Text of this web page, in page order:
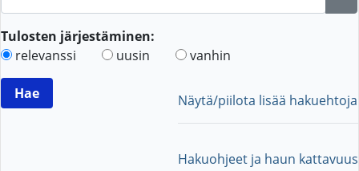
Tulosten järjestäminen:
relevanssi
uusin vanhin
Näytä/piilota lisää hakuehtoja
Hakuohjeet ja haun kattavuus